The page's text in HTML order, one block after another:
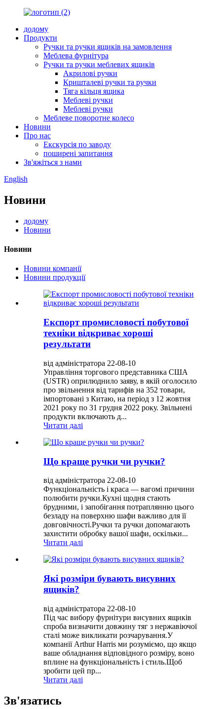
додому
Продукти
Ручки та ручки ящиків на замовлення
Меблева фурнітура
Ручки та ручки меблевих ящиків
Акрилові ручки
Кришталеві ручки та ручки
Тяга кільця ящика
Меблеві ручки
Меблеві ручки
Меблеве поворотне колесо
Новини
Про нас
Екскурсія по заводу
поширені запитання
Зв'яжіться з нами
English
Новини
додому
Новини
Новини
Новини компанії
Новини продукції
Експорт промисловості побутової
техніки відкриває хороші
результати
від адміністратора 22-08-10
Управління торгового представника США
(USTR) оприлюднило заяву, в якій оголосило
про звільнення від тарифів на 352 товари,
імпортовані з Китаю, на період з 12 жовтня
2021 року по 31 грудня 2022 року. Звільнені
продукти включають д...
Читати далі
Що краще ручки чи ручки?
від адміністратора 22-08-10
Функціональність і краса — вагомі причини
полюбити ручки.Кухні щодня стають
брудними, і запобігання потраплянню цього
безладу на поверхню шафи важливо для її
довговічності.Ручки та ручки допомагають
захистити обробку вашої шафи, оскільки...
Читати далі
Які розміри бувають висувних
ящиків?
від адміністратора 22-08-10
Під час вибору фурнітури висувних ящиків
спроба визначити довжину тяг з нержавіючої
сталі може викликати розчарування.У
компанії Arthur Harris ми розуміємо, що якщо
ваше обладнання відповідного розміру, воно
вплине на функціональність і стиль.Щоб
зробити цей пр...
Читати далі
Зв'язатись